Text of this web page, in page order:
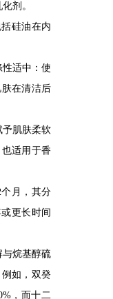
剂。
硅油在内
适中：使
在清洁后
予肌肤柔软
适用于香
月，其分
更长时间
与烷基醇硫
如，双癸
，而十二